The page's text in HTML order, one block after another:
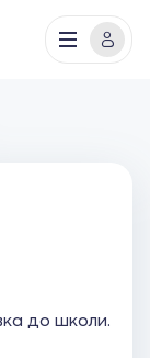
до школи.